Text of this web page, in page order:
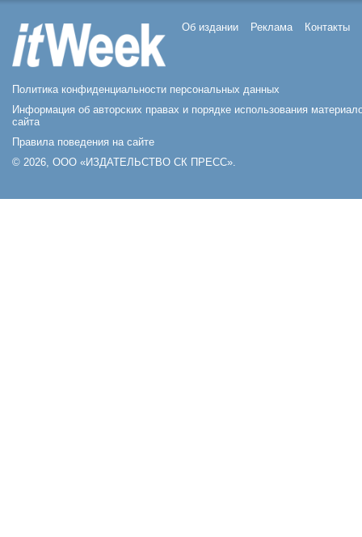
Об издании Реклама Контакты
Политика конфиденциальности персональных данных
Информация об авторских правах и порядке использования
сайта
Правила поведения на сайте
© 2026, ООО «ИЗДАТЕЛЬСТВО СК ПРЕСС».